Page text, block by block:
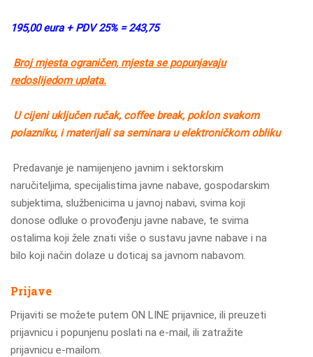
195,00 eura + PDV 25% = 243,75
Broj mjesta ograničen, mjesta se popunjavaju
redoslijedom uplata.
U cijeni uključen ručak, coffee break, poklon svakom
polazniku, i materijali sa seminara u elektroničkom obliku
Predavanje je namijenjeno javnim i sektorskim
naručiteljima, specijalistima javne nabave, gospodarskim
subjektima, službenicima u javnoj nabavi, svima koji
donose odluke o provođenju javne nabave, te svima
ostalima koji žele znati više o sustavu javne nabave i na
bilo koji način dolaze u doticaj sa javnom nabavom.
Prijave
Prijaviti se možete putem ON LINE prijavnice, ili preuzeti
prijavnicu i popunjenu poslati na e-mail, ili zatražite
prijavnicu e-mailom.